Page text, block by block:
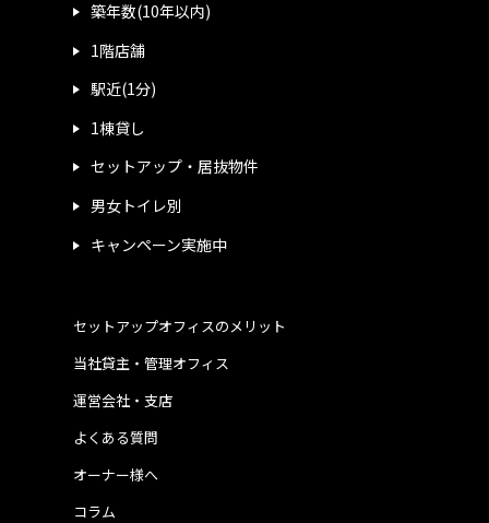
築年数(10年以内)
1階店舗
駅近(1分)
1棟貸し
セットアップ・居抜物件
男女トイレ別
キャンペーン実施中
運営会社・支店
よくある質問
当社貸主・管理オフィス
オーナー様へ
コラム
セットアップオフィスのメリット